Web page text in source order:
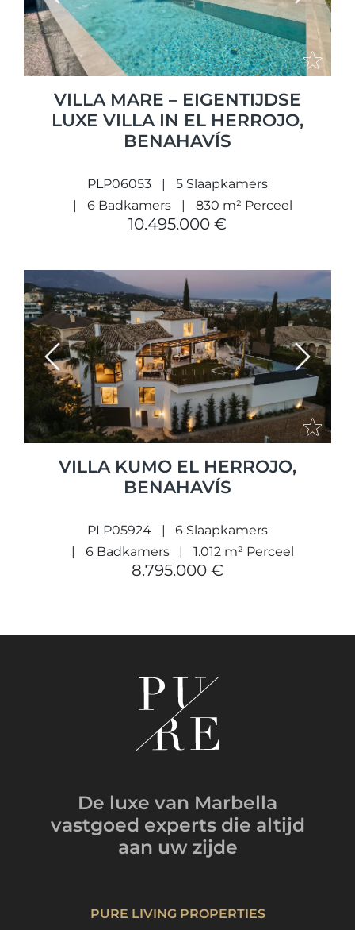
VILLA MARE – EIGENTIJDSE
LUXE VILLA IN EL HERROJO,
BENAHAVÍS
PLP06053
5 Slaapkamers
6 Badkamers
830 m² Perceel
10.495.000 €
Previous Next
VILLA KUMO EL HERROJO,
BENAHAVÍS
PLP05924
6 Slaapkamers
6 Badkamers
1.012 m² Perceel
8.795.000 €
De luxe van Marbella
vastgoed experts die altijd
aan uw zijde
PURE LIVING PROPERTIES